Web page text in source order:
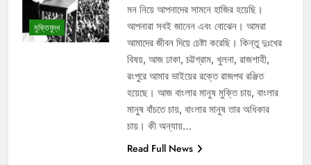
মুক্তিযুদ্ধ
মন নিয়ে আপনাদের সামনে হাজির হয়েছি।
আপনারা সবই জানেন এবং বোঝেন। আমরা
আমাদের জীবন দিয়ে চেষ্টা করেছি। কিন্তু দুঃখের
বিষয়, আজ ঢাকা, চট্টগ্রাম, খুলনা, রাজশাহী,
রংপুরে আমার ভাইয়ের রক্তে রাজপথ রঞ্জিত
হয়েছে। আজ বাংলার মানুষ মুক্তি চায়, বাংলার
মানুষ বাঁচতে চায়, বাংলার মানুষ তার অধিকার
চায়। কী অন্যায়…
Read Full News